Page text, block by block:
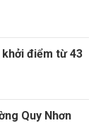
khởi điểm từ 43
Quy Nhơn